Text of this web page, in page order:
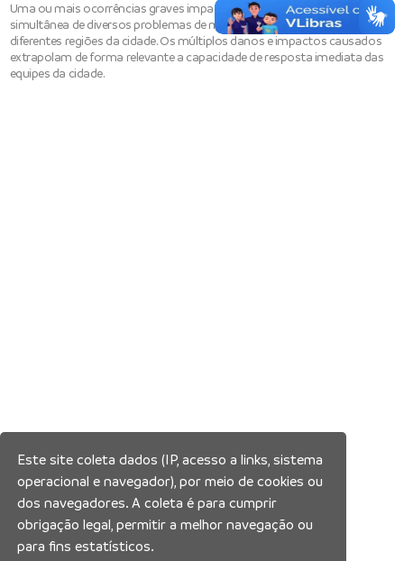
Uma ou mais ocorrências graves impactam a cidade ou há incidência
simultânea de diversos problemas de médio e alto impacto em
diferentes regiões da cidade. Os múltiplos danos e impactos causados
extrapolam de forma relevante a capacidade de resposta imediata das
equipes da cidade.
Este site coleta dados (IP, acesso a links, sistema
operacional e navegador), por meio de cookies ou
dos navegadores. A coleta é para cumprir
obrigação legal, permitir a melhor navegação ou
para fins estatísticos.